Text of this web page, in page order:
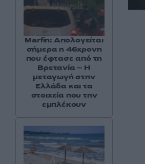
Marfin: Απολογείται
σήμερα η 46χρονη
που έφτασε από τη
Βρετανία – Η
μεταγωγή στην
Ελλάδα και τα
στοιχεία που την
εμπλέκουν